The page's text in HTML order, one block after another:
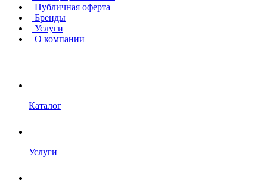
Публичная оферта
Бренды
Услуги
О компании
Каталог
Услуги